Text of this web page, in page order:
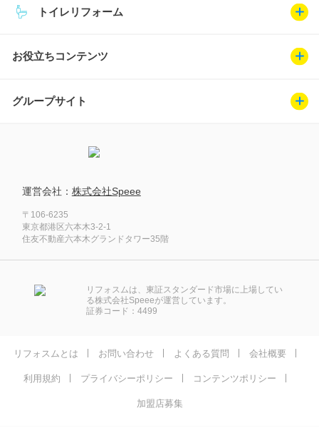
トイレリフォーム
お役立ちコンテンツ
グループサイト
運営会社： 株式会社Speee
〒106-6235
東京都港区六本木3-2-1
住友不動産六本木グランドタワー35階
リフォスムは、東証スタンダード市場に上場してい
る株式会社Speeeが運営しています。
証券コード：4499
リフォスムとは お問い合わせ よくある質問 会社概要
利用規約 プライバシーポリシー コンテンツポリシー
加盟店募集